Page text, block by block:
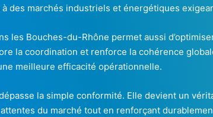
des marchés industriels et énergétiques
les Bouches-du-Rhône permet aussi
la coordination et renforce la cohérence
meilleure efficacité opérationnelle.
la simple conformité. Elle devient un
du marché tout en renforçant